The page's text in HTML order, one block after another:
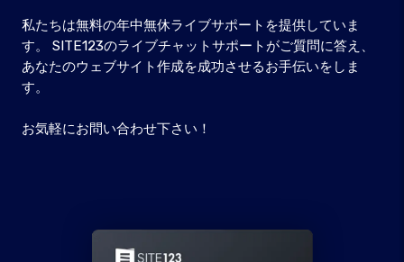
私たちは無料の年中無休ライブサポートを提供していま
す。 SITE123のライブチャットサポートがご質問に答え、
あなたのウェブサイト作成を成功させるお手伝いをしま
す。
お気軽にお問い合わせ下さい！